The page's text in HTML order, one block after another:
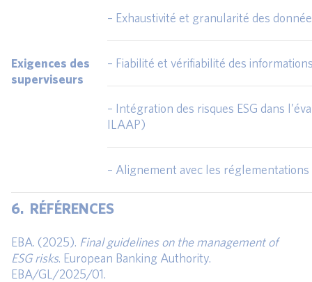
Exigences des
superviseurs
– Exhaustivité et granularité des
– Fiabilité et vérifiabilité des
– Intégration des risques ESG dans
ILAAP)
– Alignement avec les réglementations
6. RÉFÉRENCES
EBA. (2025). Final guidelines on the management of
ESG risks. European Banking Authority.
EBA/GL/2025/01.